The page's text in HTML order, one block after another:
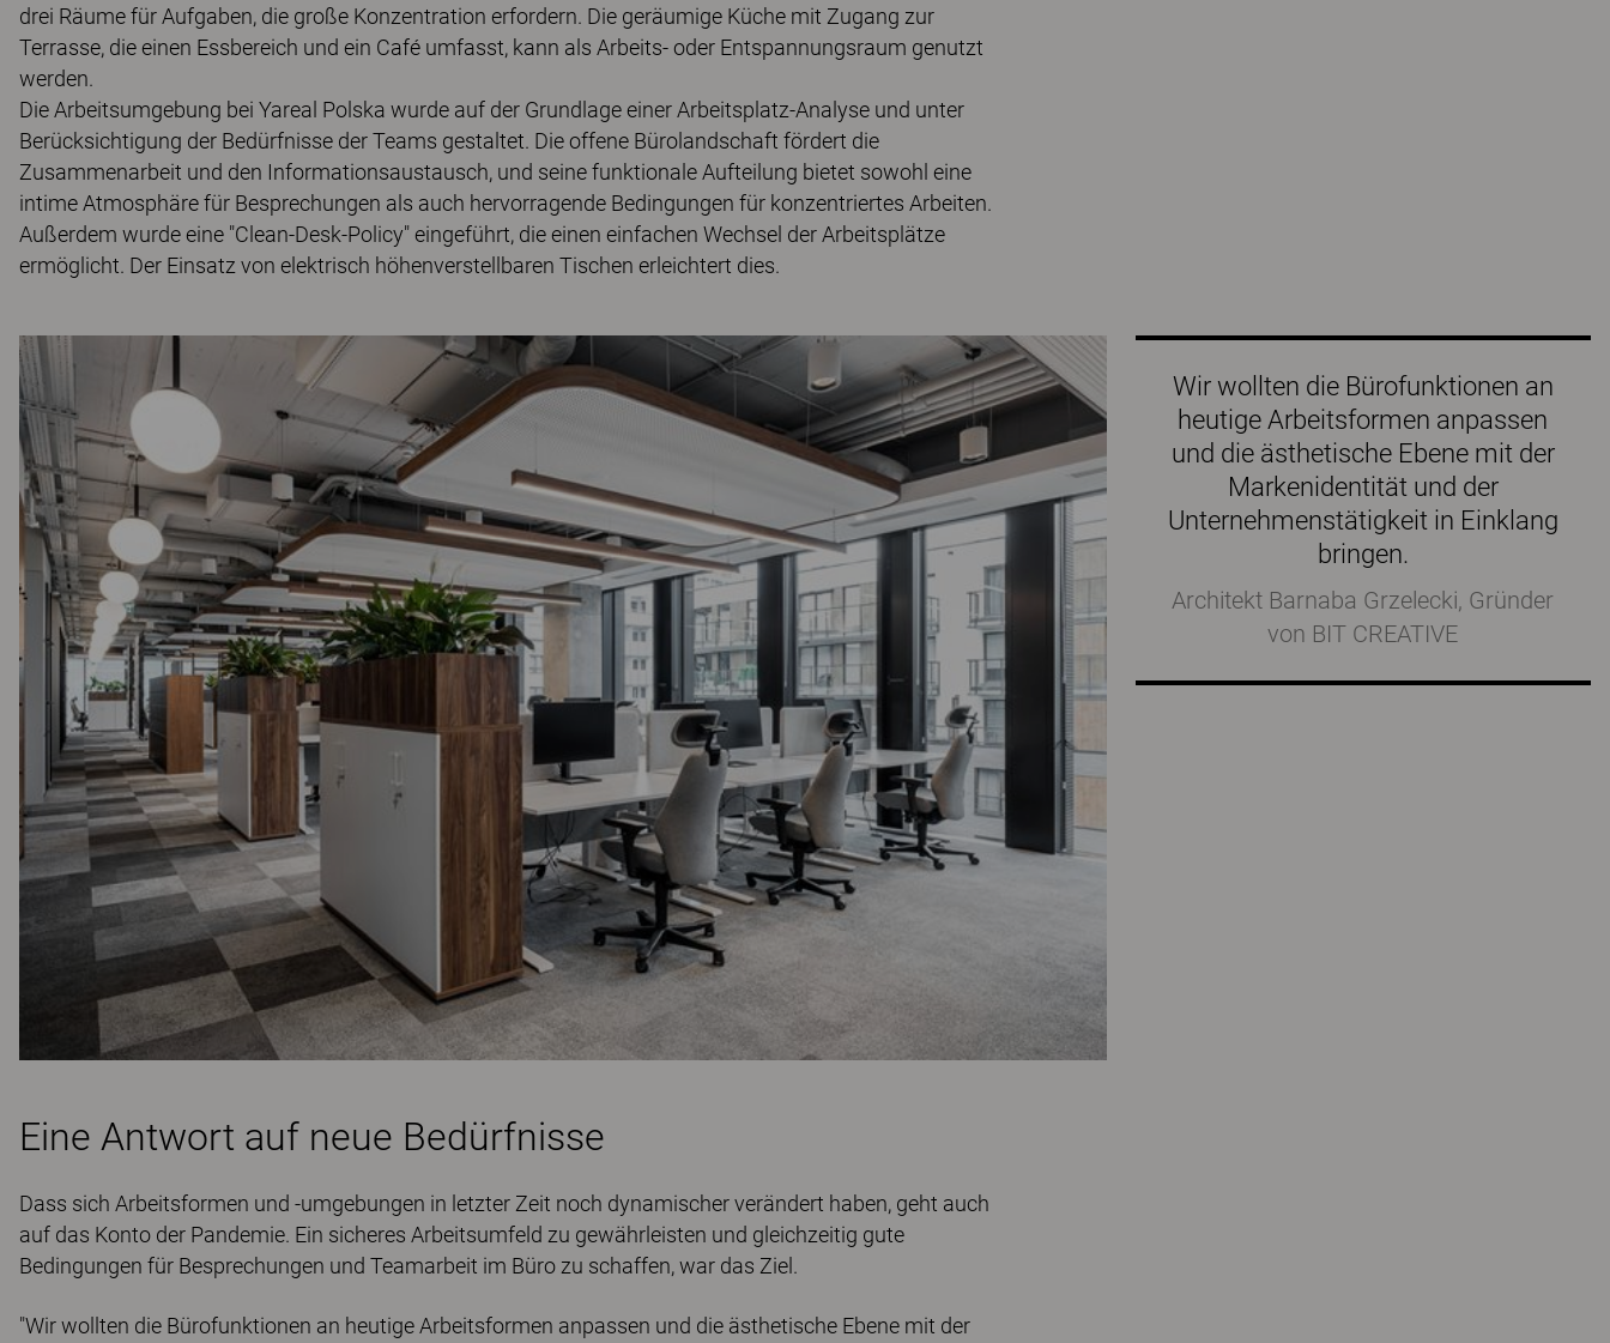
drei Räume für Aufgaben, die große Konzentration erfordern. Die geräumige Küche mit Zugang zur
Terrasse, die einen Essbereich und ein Café umfasst, kann als Arbeits- oder Entspannungsraum genutzt
werden.
Die Arbeitsumgebung bei Yareal Polska wurde auf der Grundlage einer Arbeitsplatz-Analyse und unter
Berücksichtigung der Bedürfnisse der Teams gestaltet. Die offene Bürolandschaft fördert die
Zusammenarbeit und den Informationsaustausch, und seine funktionale Aufteilung bietet sowohl eine
intime Atmosphäre für Besprechungen als auch hervorragende Bedingungen für konzentriertes Arbeiten.
Außerdem wurde eine "Clean-Desk-Policy" eingeführt, die einen einfachen Wechsel der Arbeitsplätze
ermöglicht. Der Einsatz von elektrisch höhenverstellbaren Tischen erleichtert dies.
Wir wollten die Bürofunktionen an
heutige Arbeitsformen anpassen
und die ästhetische Ebene mit der
Markenidentität und der
Unternehmenstätigkeit in Einklang
bringen.
Architekt Barnaba Grzelecki, Gründer
von BIT CREATIVE
Eine Antwort auf neue Bedürfnisse
Dass sich Arbeitsformen und -umgebungen in letzter Zeit noch dynamischer verändert haben, geht auch
auf das Konto der Pandemie. Ein sicheres Arbeitsumfeld zu gewährleisten und gleichzeitig gute
Bedingungen für Besprechungen und Teamarbeit im Büro zu schaffen, war das Ziel.
"Wir wollten die Bürofunktionen an heutige Arbeitsformen anpassen und die ästhetische Ebene mit der